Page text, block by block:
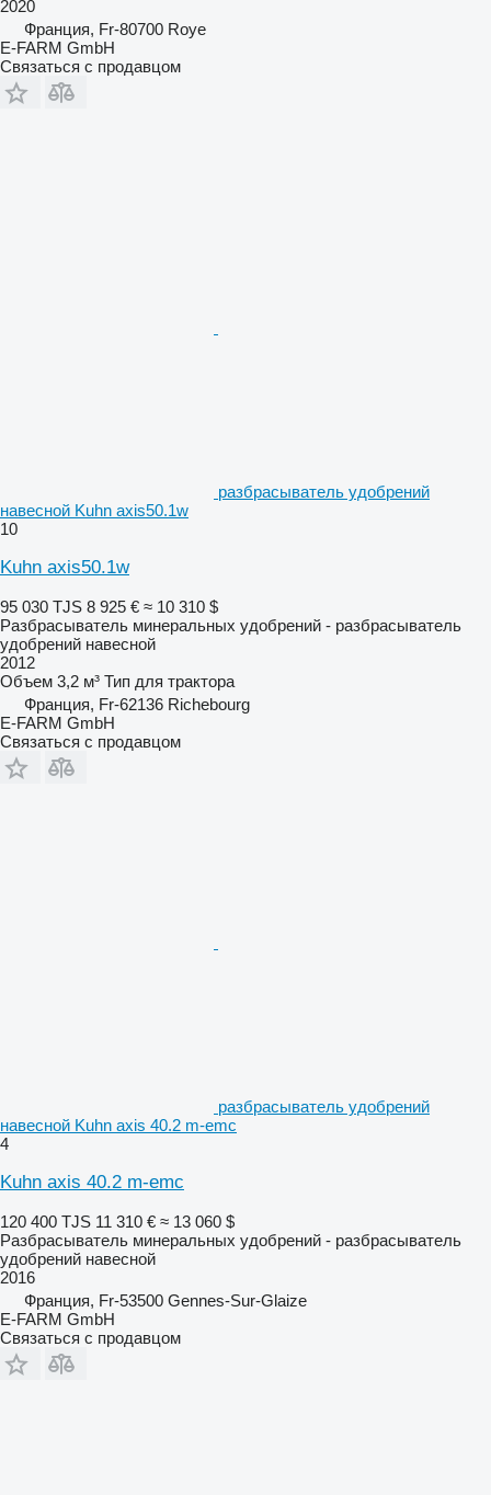
2020
Франция, Fr-80700 Roye
E-FARM GmbH
Связаться с продавцом
разбрасыватель удобрений
навесной Kuhn axis50.1w
10
Kuhn axis50.1w
95 030 TJS 8 925 € ≈ 10 310 $
Разбрасыватель минеральных удобрений - разбрасыватель
удобрений навесной
2012
Объем 3,2 м³ Тип для трактора
Франция, Fr-62136 Richebourg
E-FARM GmbH
Связаться с продавцом
разбрасыватель удобрений
навесной Kuhn axis 40.2 m-emc
4
Kuhn axis 40.2 m-emc
120 400 TJS 11 310 € ≈ 13 060 $
Разбрасыватель минеральных удобрений - разбрасыватель
удобрений навесной
2016
Франция, Fr-53500 Gennes-Sur-Glaize
E-FARM GmbH
Связаться с продавцом